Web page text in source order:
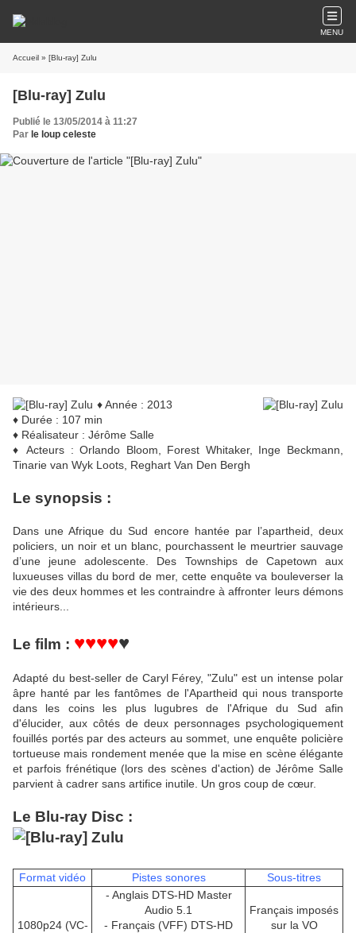
MENU
Accueil » [Blu-ray] Zulu
[Blu-ray] Zulu
Publié le 13/05/2014 à 11:27
Par le loup celeste
♦ Année : 2013
♦ Durée : 107 min
♦ Réalisateur : Jérôme Salle
♦ Acteurs : Orlando Bloom, Forest Whitaker, Inge Beckmann,
Tinarie van Wyk Loots, Reghart Van Den Bergh
Le synopsis :
Dans une Afrique du Sud encore hantée par l’apartheid, deux
policiers, un noir et un blanc, pourchassent le meurtrier sauvage
d’une jeune adolescente. Des Townships de Capetown aux
luxueuses villas du bord de mer, cette enquête va bouleverser la
vie des deux hommes et les contraindre à affronter leurs démons
intérieurs...
Le film : ♥♥♥♥♥
Adapté du best-seller de Caryl Férey, "Zulu" est un intense polar
âpre hanté par les fantômes de l'Apartheid qui nous transporte
dans les coins les plus lugubres de l'Afrique du Sud afin
d'élucider, aux côtés de deux personnages psychologiquement
fouillés portés par des acteurs au sommet, une enquête policière
tortueuse mais rondement menée que la mise en scène élégante
et parfois frénétique (lors des scènes d'action) de Jérôme Salle
parvient à cadrer sans artifice inutile. Un gros coup de cœur.
Le Blu-ray Disc :
Format vidéo Pistes sonores Sous-titres
1080p24 (VC-
- Anglais DTS-HD Master
Audio 5.1
- Français (VFF) DTS-HD
Français imposés
sur la VO